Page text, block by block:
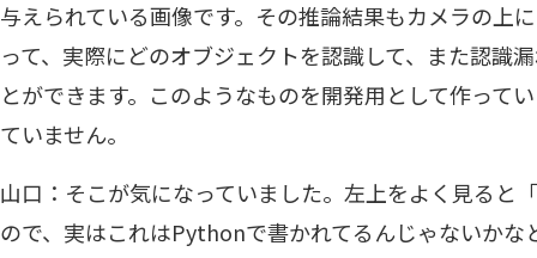
与えられている画像です。その推論結果もカメラの上
って、実際にどのオブジェクトを認識して、また認識
とができます。このようなものを開発用として作って
ていません。
山口：そこが気になっていました。左上をよく見ると
ので、実はこれはPythonで書かれてるんじゃないかな